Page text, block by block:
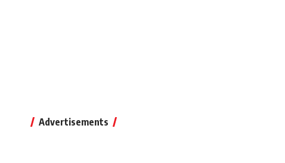
Advertisements